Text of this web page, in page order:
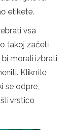
etikete.
vsa
takoj začeti
morali izbrati
Kliknite
se odpre,
vrstico